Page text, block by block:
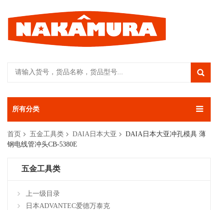
所有分类
首页 五金工具类 DAIA日本大亚
DAIA日本大亚冲孔模具 薄
钢电线管冲头CB-5380E
五金工具类
上一级目录
日本ADVANTEC爱德万泰克